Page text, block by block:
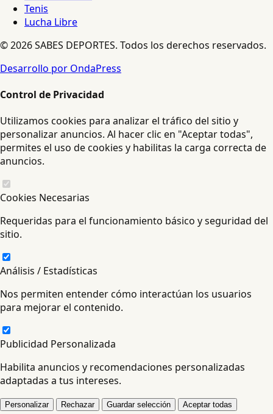
Tenis
Lucha Libre
© 2026 SABES DEPORTES. Todos los derechos reservados.
Desarrollo por OndaPress
Control de Privacidad
Utilizamos cookies para analizar el tráfico del sitio y
personalizar anuncios. Al hacer clic en "Aceptar todas",
permites el uso de cookies y habilitas la carga correcta de
anuncios.
Cookies Necesarias
Requeridas para el funcionamiento básico y seguridad del
sitio.
Análisis / Estadísticas
Nos permiten entender cómo interactúan los usuarios
para mejorar el contenido.
Publicidad Personalizada
Habilita anuncios y recomendaciones personalizadas
adaptadas a tus intereses.
Personalizar Rechazar Guardar selección Aceptar todas